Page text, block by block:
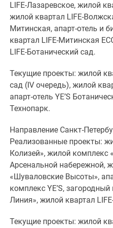
LIFE-Лазаревское, жилой
жилой квартал LIFE-
Митинская, апарт-отель и
квартал LIFE-Митинская
LIFE-Ботанический сад.
Текущие проекты: жилой
сад (IV очередь), жилой
апарт-отель YE’S
Технопарк.
Направление Санкт-
Реализованные проекты:
Колизей», жилой комплекс
Арсенальной набережной,
«Шуваловские Высоты»,
комплекс YE’S,
Линия», жилой квартал
Текущие проекты: жилой